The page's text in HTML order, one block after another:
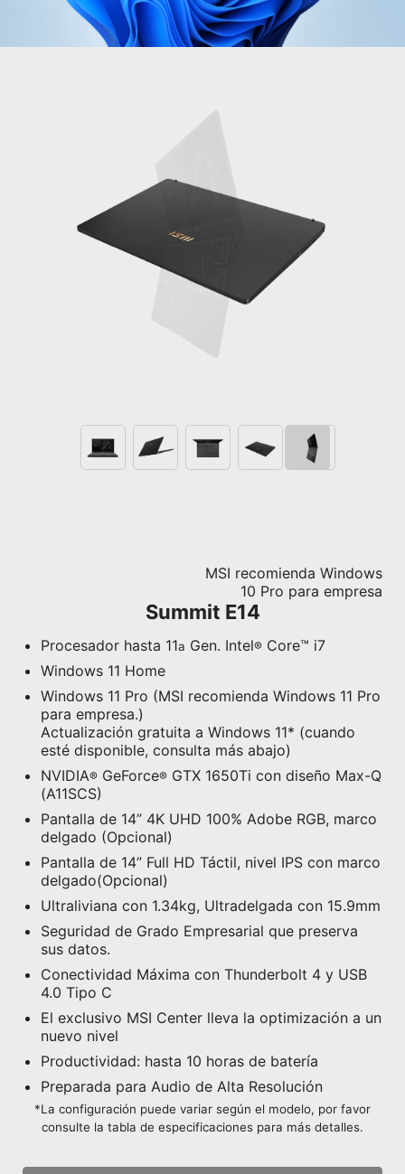
MSI recomienda Windows
10 Pro para empresa
Summit E14
Procesador hasta 11a Gen. Intel® Core™ i7
Windows 11 Home
Windows 11 Pro (MSI recomienda Windows 11 Pro
para empresa.)
Actualización gratuita a Windows 11* (cuando
esté disponible, consulta más abajo)
NVIDIA® GeForce® GTX 1650Ti con diseño Max-Q
(A11SCS)
Pantalla de 14” 4K UHD 100% Adobe RGB, marco
delgado (Opcional)
Pantalla de 14” Full HD Táctil, nivel IPS con marco
delgado(Opcional)
Ultraliviana con 1.34kg, Ultradelgada con 15.9mm
Seguridad de Grado Empresarial que preserva
sus datos.
Conectividad Máxima con Thunderbolt 4 y USB
4.0 Tipo C
El exclusivo MSI Center lleva la optimización a un
nuevo nivel
Productividad: hasta 10 horas de batería
Preparada para Audio de Alta Resolución
*La configuración puede variar según el modelo, por favor
consulte la tabla de especificaciones para más detalles.